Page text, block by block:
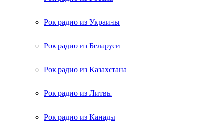
Рок радио из Украины
Рок радио из Беларуси
Рок радио из Казахстана
Рок радио из Литвы
Рок радио из Канады